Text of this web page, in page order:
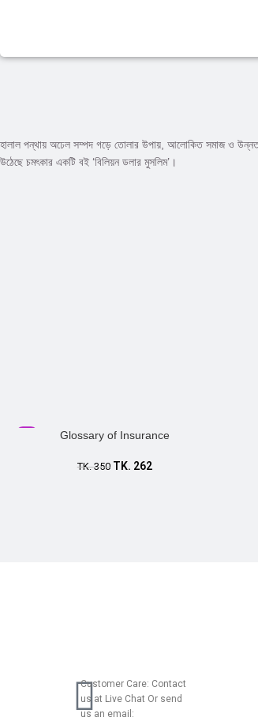
হালাল পন্থায় অঢেল সম্পদ গড়ে তোলার উপায়, আলোকিত সমাজ ও উন্নত
উঠেছে চমৎকার একটি বই ‘বিলিয়ন ডলার মুসলিম’।
Glossary of Insurance
TK.350 TK. 262
Customer Care: Contact
us at Live Chat Or send
us an email: